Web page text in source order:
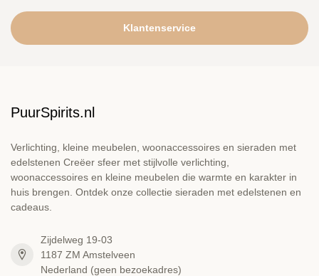
Klantenservice
PuurSpirits.nl
Verlichting, kleine meubelen, woonaccessoires en sieraden met
edelstenen Creëer sfeer met stijlvolle verlichting,
woonaccessoires en kleine meubelen die warmte en karakter in
huis brengen. Ontdek onze collectie sieraden met edelstenen en
cadeaus.
Zijdelweg 19-03
1187 ZM Amstelveen
Nederland (geen bezoekadres)